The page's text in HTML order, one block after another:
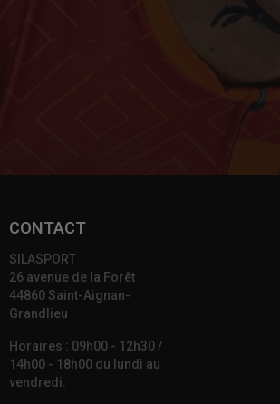
CONTACT
SILASPORT
26 avenue de la Forêt
44860 Saint-Aignan-
Grandlieu
Horaires : 09h00 - 12h30 /
14h00 - 18h00 du lundi au
vendredi.